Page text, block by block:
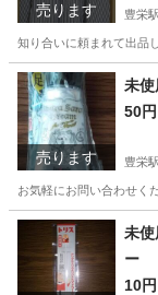
売ります 豊栄駅
知り合いに頼まれて出品
新潟 新潟市 豊
売ります
50円
豊栄駅
お気軽にお問い合わせく
新潟 新潟市 豊
未使用
ー
10円